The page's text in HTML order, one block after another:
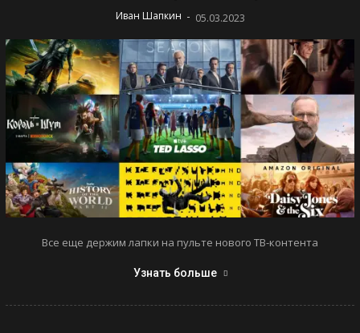
Иван Шапкин - 05.03.2023
Все еще держим лапки на пульте нового ТВ-контента
Узнать больше